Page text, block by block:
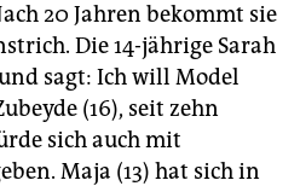
20 Jahren bekommt sie
Die 14-jährige Sarah
sagt: Ich will Model
(16), seit zehn
sich auch mit
Maja (13) hat sich in